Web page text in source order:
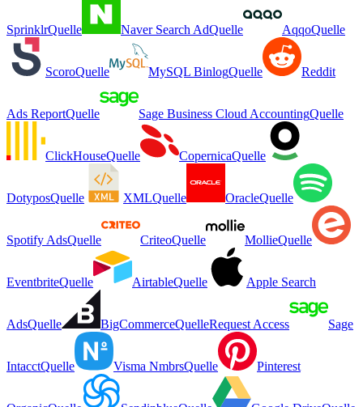
SprinklrQuelle Naver Search AdQuelle AqqoQuelle
ScoroQuelle MySQL BinlogQuelle Reddit
Ads ReportQuelle Sage Business Cloud AccountingQuelle
ClickHouseQuelle CopernicaQuelle
DotyposQuelle XMLQuelle OracleQuelle
Spotify AdsQuelle CriteoQuelle MollieQuelle
EventbriteQuelle AirtableQuelle Apple Search
AdsQuelle BigCommerceQuelleRequest Access Sage
IntacctQuelle Visma NmbrsQuelle Pinterest